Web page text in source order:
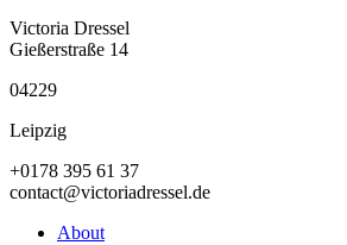
Victoria Dressel
Gießerstraße 14
04229
Leipzig
+0178 395 61 37
contact@victoriadressel.de
About